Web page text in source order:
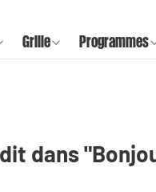
Grille Programmes
dans